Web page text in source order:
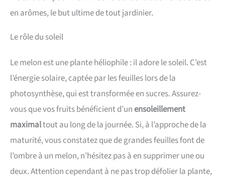
en arômes, le but ultime de tout jardinier.
Le rôle du soleil
Le melon est une plante héliophile : il adore le soleil. C’est
l’énergie solaire, captée par les feuilles lors de la
photosynthèse, qui est transformée en sucres. Assurez-
vous que vos fruits bénéficient d’unensoleillement
maximaltout au long de la journée. Si, à l’approche de la
maturité, vous constatez que de grandes feuilles font de
l’ombre à un melon, n’hésitez pas à en supprimer une ou
deux. Attention cependant à ne pas trop défolier la plante,